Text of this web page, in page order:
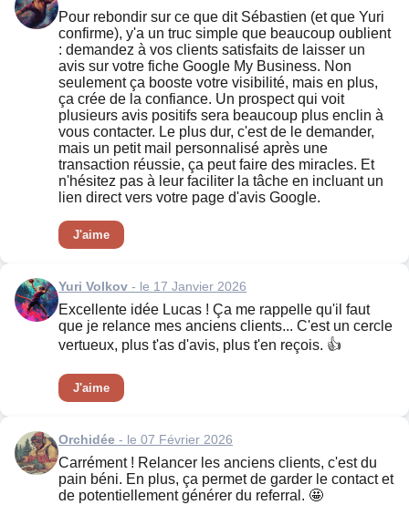
Pour rebondir sur ce que dit Sébastien (et que Yuri
confirme), y'a un truc simple que beaucoup oublient
: demandez à vos clients satisfaits de laisser un
avis sur votre fiche Google My Business. Non
seulement ça booste votre visibilité, mais en plus,
ça crée de la confiance. Un prospect qui voit
plusieurs avis positifs sera beaucoup plus enclin à
vous contacter. Le plus dur, c'est de le demander,
mais un petit mail personnalisé après une
transaction réussie, ça peut faire des miracles. Et
n'hésitez pas à leur faciliter la tâche en incluant un
lien direct vers votre page d'avis Google.
J'aime
Yuri Volkov - le 17 Janvier 2026
Excellente idée Lucas ! Ça me rappelle qu'il faut
que je relance mes anciens clients... C'est un cercle
vertueux, plus t'as d'avis, plus t'en reçois. 👍
J'aime
Orchidée - le 07 Février 2026
Carrément ! Relancer les anciens clients, c'est du
pain béni. En plus, ça permet de garder le contact et
de potentiellement générer du referral. 🤩